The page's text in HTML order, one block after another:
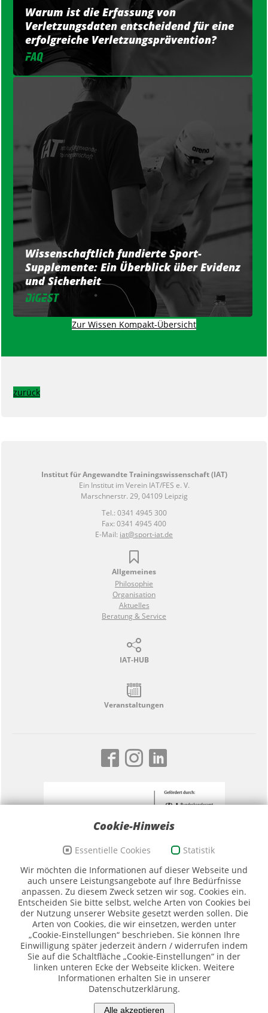
Warum ist die Erfassung von
Verletzungsdaten entscheidend für eine
erfolgreiche Verletzungsprävention?
Wissenschaftlich fundierte Sport-
Supplemente: Ein Überblick über Evidenz
und Sicherheit
Zur Wissen Kompakt-Übersicht
zurück
Institut für Angewandte Trainingswissenschaft (IAT)
Ein Institut im Verein IAT/FES e. V.
Marschnerstr. 29, 04109 Leipzig
Tel.: 0341 4945 300
Fax: 0341 4945 400
E-Mail: iat@sport-iat.de
Allgemeines
Philosophie
Organisation
Aktuelles
Beratung & Service
IAT-HUB
Veranstaltungen
(Quelle: BKAmt)
Logo SMK (Quelle SMK)
Piktogramme: ©DOSB/Sportdeutschland
Cookie-Hinweis
Essentielle Cookies
Statistik
Wir möchten die Informationen auf dieser Webseite und
auch unsere Leistungsangebote auf Ihre Bedürfnisse
anpassen. Zu diesem Zweck setzen wir sog. Cookies ein.
Entscheiden Sie bitte selbst, welche Arten von Cookies bei
der Nutzung unserer Website gesetzt werden sollen. Die
Arten von Cookies, die wir einsetzen, werden unter
„Cookie-Einstellungen“ beschrieben. Sie können Ihre
Einwilligung später jederzeit ändern / widerrufen indem
Sie auf die Schaltfläche „Cookie-Einstellungen“ in der
linken unteren Ecke der Webseite klicken. Weitere
Informationen erhalten Sie in unserer
Datenschutzerklärung.
Alle akzeptieren